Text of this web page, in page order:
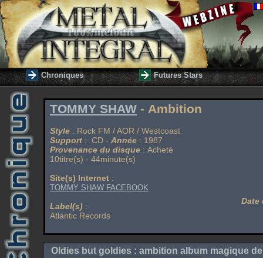
Chroniques Futures Stars
TOMMY SHAW - Ambition
Style : Rock FM / AOR / Westcoast
Support : CD - Année : 1987
Provenance du disque : Acheté
10titre(s) - 44minute(s)
Site(s) Internet :
TOMMY SHAW FACEBOOK
Label(s) :
Atlantic Records
Date
Oldies but goldies : ambition album magique